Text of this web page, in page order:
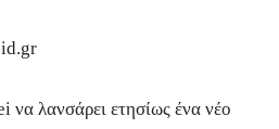
να λανσάρει ετησίως ένα νέο